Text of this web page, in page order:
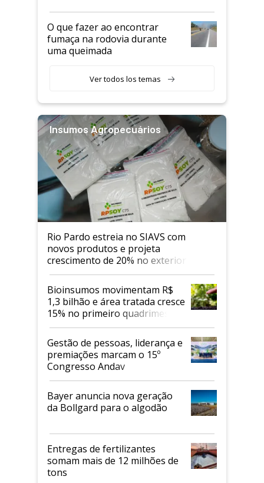
O que fazer ao encontrar
fumaça na rodovia durante
uma queimada
Ver todos los temas
Insumos Agropecuários
Rio Pardo estreia no SIAVS com
novos produtos e projeta
crescimento de 20% no exterior
Bioinsumos movimentam R$
1,3 bilhão e área tratada cresce
15% no primeiro quadrimestre
de 2026
Gestão de pessoas, liderança e
premiações marcam o 15º
Congresso Andav
Bayer anuncia nova geração
da Bollgard para o algodão
Entregas de fertilizantes
somam mais de 12 milhões de
tons